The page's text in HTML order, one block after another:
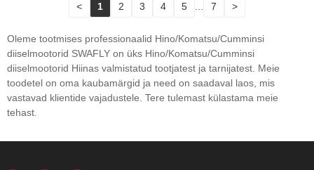
< 1 2 3 4 5 7 >
Oleme tootmises professionaalid Hino/Komatsu/Cumminsi
diiselmootorid SWAFLY on üks Hino/Komatsu/Cumminsi
diiselmootorid Hiinas valmistatud tootjatest ja tarnijatest. Meie
toodetel on oma kaubamärgid ja need on saadaval laos, mis
vastavad klientide vajadustele. Tere tulemast külastama meie
tehast.